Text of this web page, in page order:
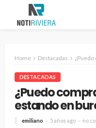
Home Destacadas ¿Puedo
DESTACADAS
¿Puedo
estando en
emiliano 5 años ago no